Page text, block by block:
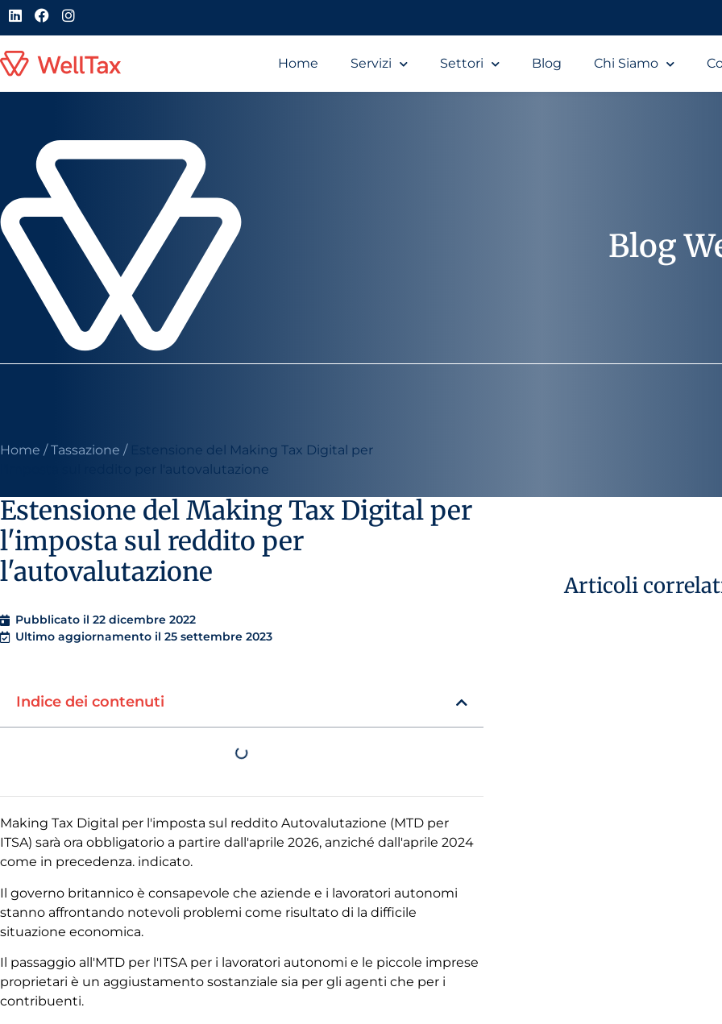
Home Servizi Settori Blog Chi Siamo
Blog
Home /Tassazione /
Estensione del Making Tax Digital per
l'imposta sul reddito per l'autovalutazione
Estensione del Making Tax Digital per
l'imposta sul reddito per
l'autovalutazione
Pubblicato il 22 dicembre 2022
Ultimo aggiornamento il 25 settembre 2023
Indice dei contenuti
Making Tax Digital per l'imposta sul reddito Autovalutazione (MTD per
ITSA) sarà ora obbligatorio a partire dall'aprile 2026, anziché dall'aprile 2024
come in precedenza. indicato.
Il governo britannico è consapevole che aziende e i lavoratori autonomi
stanno affrontando notevoli problemi come risultato di la difficile
situazione economica.
Il passaggio all'MTD per l'ITSA per i lavoratori autonomi e le piccole imprese
proprietari è un aggiustamento sostanziale sia per gli agenti che per i
contribuenti.
Articoli